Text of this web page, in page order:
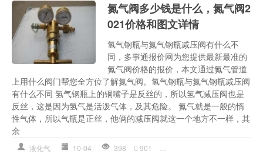
氮气阀多少钱是什么，氮气阀2
021价格和图文详情
氢气钢瓶与氮气钢瓶减压阀有什么不
同，多事通报价网为您提供最新最准的
氮气阀价格的报价，本文通过氮气管道
上用什么阀门帮您全方位了解氮气阀。氢气钢瓶与氮气钢瓶减压阀
有什么不同 氢气钢瓶上的铜嘴子是反丝的，所以氢气减压阀也是
反丝，这是因为氢气是活泼气体，及其危险。 氮气就是一般的惰
性气体，所以气瓶是正丝，他俩的减压阀就这一个地方不一样，其
余
液化气 10-04 398 901